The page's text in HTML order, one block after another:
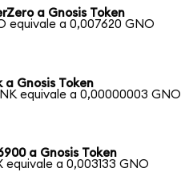
a Gnosis Token
equivale a 0,007620 GNO
a Gnosis Token
equivale a 0,00000003 GNO
a Gnosis Token
equivale a 0,003133 GNO